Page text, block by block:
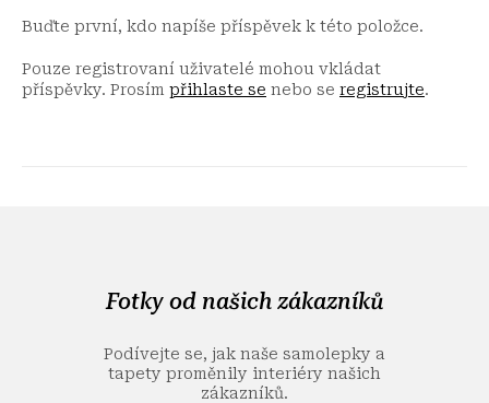
Buďte první, kdo napíše příspěvek k této položce.
Pouze registrovaní uživatelé mohou vkládat
příspěvky. Prosím přihlaste se nebo se registrujte.
Fotky od našich zákazníků
Podívejte se, jak naše samolepky a
tapety proměnily interiéry našich
zákazníků.